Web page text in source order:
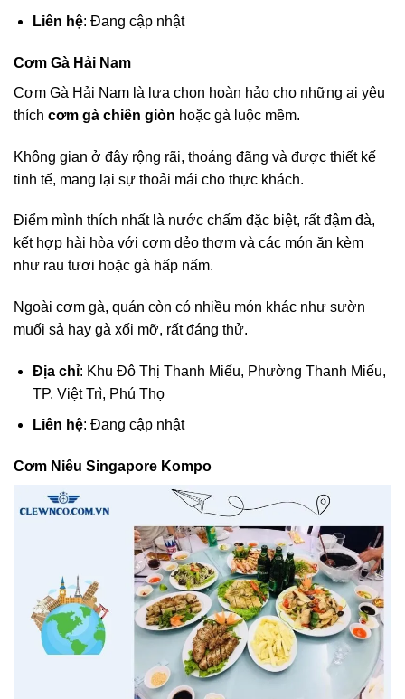
Liên hệ: Đang cập nhật
Cơm Gà Hải Nam
Cơm Gà Hải Nam là lựa chọn hoàn hảo cho những ai yêu
thích cơm gà chiên giòn hoặc gà luộc mềm.
Không gian ở đây rộng rãi, thoáng đãng và được thiết kế
tinh tế, mang lại sự thoải mái cho thực khách.
Điểm mình thích nhất là nước chấm đặc biệt, rất đậm đà,
kết hợp hài hòa với cơm dẻo thơm và các món ăn kèm
như rau tươi hoặc gà hấp nấm.
Ngoài cơm gà, quán còn có nhiều món khác như sườn
muối sả hay gà xối mỡ, rất đáng thử.
Địa chỉ: Khu Đô Thị Thanh Miếu, Phường Thanh Miếu,
TP. Việt Trì, Phú Thọ
Liên hệ: Đang cập nhật
Cơm Niêu Singapore Kompo